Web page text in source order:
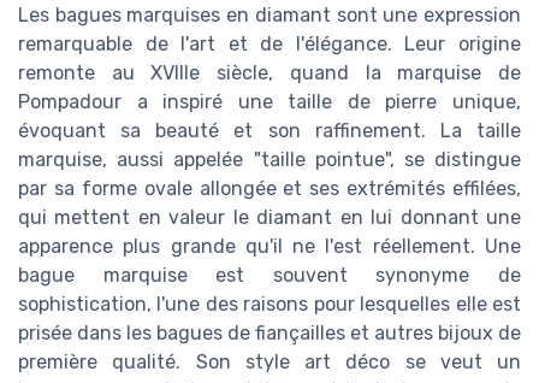
Les bagues marquises en diamant sont une expression
remarquable de l'art et de l'élégance. Leur origine
remonte au XVIIIe siècle, quand la marquise de
Pompadour a inspiré une taille de pierre unique,
évoquant sa beauté et son raffinement. La taille
marquise, aussi appelée "taille pointue", se distingue
par sa forme ovale allongée et ses extrémités effilées,
qui mettent en valeur le diamant en lui donnant une
apparence plus grande qu'il ne l'est réellement. Une
bague marquise est souvent synonyme de
sophistication, l'une des raisons pour lesquelles elle est
prisée dans les bagues de fiançailles et autres bijoux de
première qualité. Son style art déco se veut un